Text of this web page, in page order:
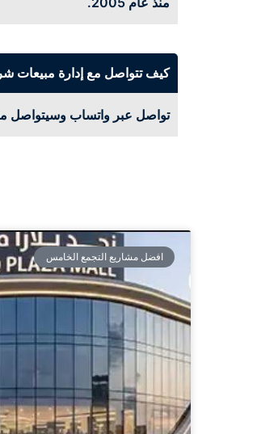
كيف تتواصل مع إدارة مبيعات
تواصل عبر واتساب وسيتواصل
افضل مشاريع التجمع الخامس